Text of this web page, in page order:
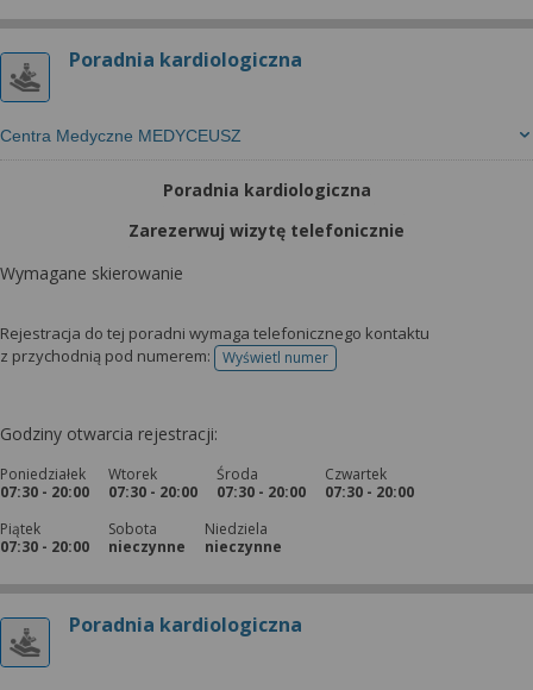
Poradnia kardiologiczna
Centra Medyczne MEDYCEUSZ
Poradnia kardiologiczna
Zarezerwuj wizytę telefonicznie
Wymagane skierowanie
Rejestracja do tej poradni wymaga telefonicznego kontaktu
z przychodnią pod numerem:
Wyświetl numertelefonu do rejestracji
Godziny otwarcia rejestracji:
Poniedziałek
07:30 - 20:00
Wtorek
07:30 - 20:00
Środa
07:30 - 20:00
Czwartek
07:30 - 20:00
Piątek
07:30 - 20:00
Sobota
nieczynne
Niedziela
nieczynne
Poradnia kardiologiczna